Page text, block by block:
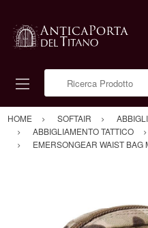
HOME SOFTAIR
ABBIGLIAMENTO TATTICO
EMERSONGEAR WAIST BAG